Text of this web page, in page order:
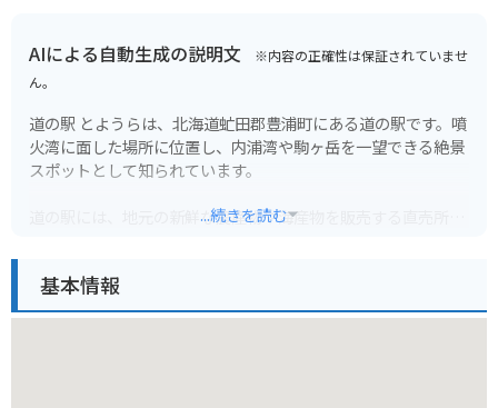
AIによる自動生成の説明文 ※内容の正確性は保証されていませ
ん。
道の駅 とようらは、北海道虻田郡豊浦町にある道の駅です。噴
火湾に面した場所に位置し、内浦湾や駒ヶ岳を一望できる絶景
スポットとして知られています。
道の駅には、地元の新鮮な農産物や海産物を販売する直売所
の駅でも味わうことができます。
...続きを読む
基本情報